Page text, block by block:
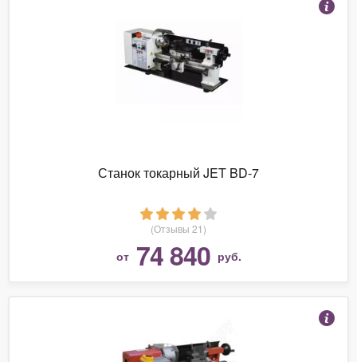
Станок токарный JET BD-7
(Отзывы 21)
от 74 840 руб.